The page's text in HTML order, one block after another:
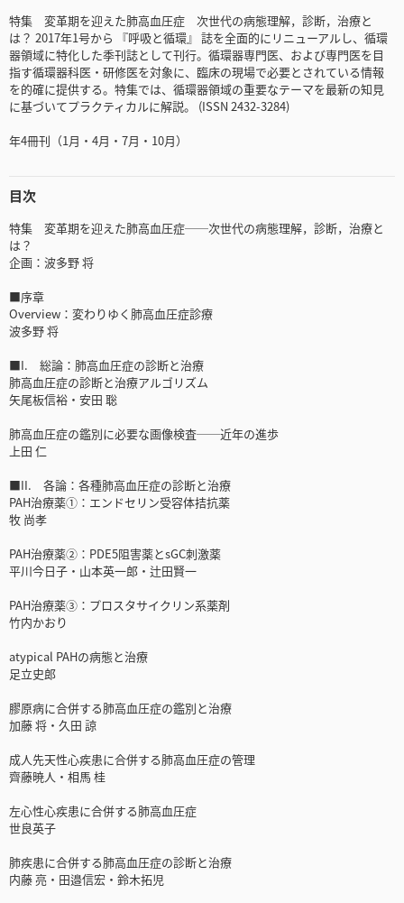
特集 変革期を迎えた肺高血圧症 次世代の病態理解，診断，治療と
は？ 2017年1号から 『呼吸と循環』 誌を全面的にリニューアルし、循環
器領域に特化した季刊誌として刊行。循環器専門医、および専門医を目
指す循環器科医・研修医を対象に、臨床の現場で必要とされている情報
を的確に提供する。特集では、循環器領域の重要なテーマを最新の知見
に基づいてプラクティカルに解説。 (ISSN 2432-3284)
年4冊刊（1月・4月・7月・10月）
目次
特集 変革期を迎えた肺高血圧症──次世代の病態理解，診断，治療と
は？
企画：波多野 将
■序章
Overview：変わりゆく肺高血圧症診療
波多野 将
■I. 総論：肺高血圧症の診断と治療
肺高血圧症の診断と治療アルゴリズム
矢尾板信裕・安田 聡
肺高血圧症の鑑別に必要な画像検査──近年の進歩
上田 仁
■II. 各論：各種肺高血圧症の診断と治療
PAH治療薬①：エンドセリン受容体拮抗薬
牧 尚孝
PAH治療薬②：PDE5阻害薬とsGC刺激薬
平川今日子・山本英一郎・辻田賢一
PAH治療薬③：プロスタサイクリン系薬剤
竹内かおり
atypical PAHの病態と治療
足立史郎
膠原病に合併する肺高血圧症の鑑別と治療
加藤 将・久田 諒
成人先天性心疾患に合併する肺高血圧症の管理
齊藤暁人・相馬 桂
左心性心疾患に合併する肺高血圧症
世良英子
肺疾患に合併する肺高血圧症の診断と治療
内藤 亮・田邉信宏・鈴木拓児